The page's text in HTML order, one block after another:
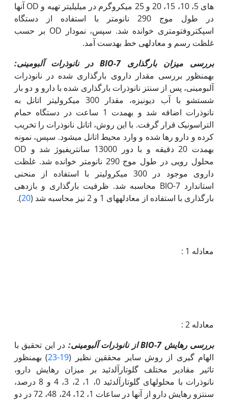
های 5، 10، 15، 20 و 25 میکروگرم در میلی­لیتر تهیه و OD آن­ها
در طول موج 290 نانومتر با استفاده از دستگاه
اسپکتروفتومتری خوانده شد. سپس، نمودار OD بر حسب
غلظت رسم و معادله­ی خط به‫دست آمد.
بررسی میزان بارگذاری7-BIO
در نانوذرات آلبومینی:
به‫منظور بررسی مقدار داروی بارگذاری شده در نانوذرات
آلبومینی، پس از سنتز نانوذرات بارگذاری شده با دارو و دو بار
شستشو با آب دیونیزه، مقدار 300 میکرولیتر اتانل به
نانوذرات اضافه شد و به‏مدت 1 ساعت در دستگاه حمام
التراسونیک قرار گرفت. با این روش، اتانل نانوذرات را تخریب
کرده و دارو رها شده و وارد محیط اتانل می­شود. سپس، نمونه
به‏مدت 20 دقیقه و با دور 13000 سانتریفیوژ شد و OD
محلول رویی در طول موج 290 نانومتر خوانده شد. غلظت
داروی موجود در 300 میکرولیتر با استفاده از منحنی
استاندارد 7-BIO محاسبه شد. ظرفیت بارگذاری و بازدهی
بارگذاری با استفاده از معادله­های 1 و 2 نیز محاسبه شد (
20
).
معادله 1 :
معادله 2 :
بررسی رهایش7-BIO از نانوذرات آلبومینی: در این تحقیق با
الهام گیری از روش سایر محققین نظیر (19-23
) به‫منظور
تاثیر مقادیر مختلف گلوتارآلدئید بر میزان رهایش دارو،
نانوذرات با محلول­های گلوتارآلدئید 0، 1، 2، 3، 4 و 8 درصد،
سنتزو رهایش دارو از آن­ها در ساعات 1، 12، 24، 48، 72 در دو